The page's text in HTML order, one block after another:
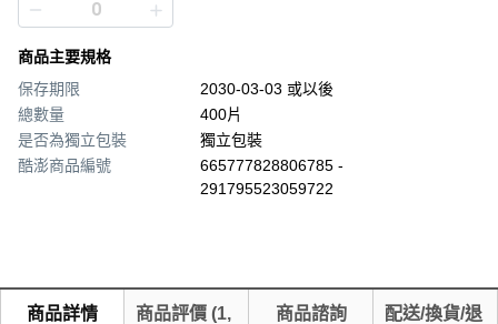
商品主要規格
保存期限
2030-03-03 或以後
總數量
400片
是否為獨立包裝
獨立包裝
酷澎商品編號
665777828806785 -
291795523059722
商品詳情 商品評價 (1,
商品諮詢
配送/換貨/退